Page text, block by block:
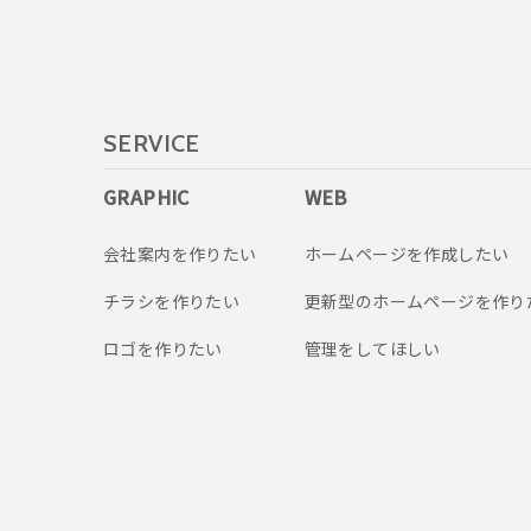
SERVICE
GRAPHIC
会社案内を作りたい
チラシを作りたい
ロゴを作りたい
WEB
ホームページを作成したい
更新型のホームページを作り
管理をしてほしい